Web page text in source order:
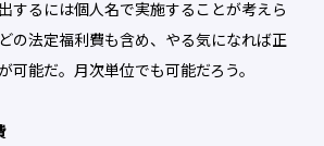
するには個人名で実施することが考えら
の法定福利費も含め、やる気になれば正
可能だ。月次単位でも可能だろう。